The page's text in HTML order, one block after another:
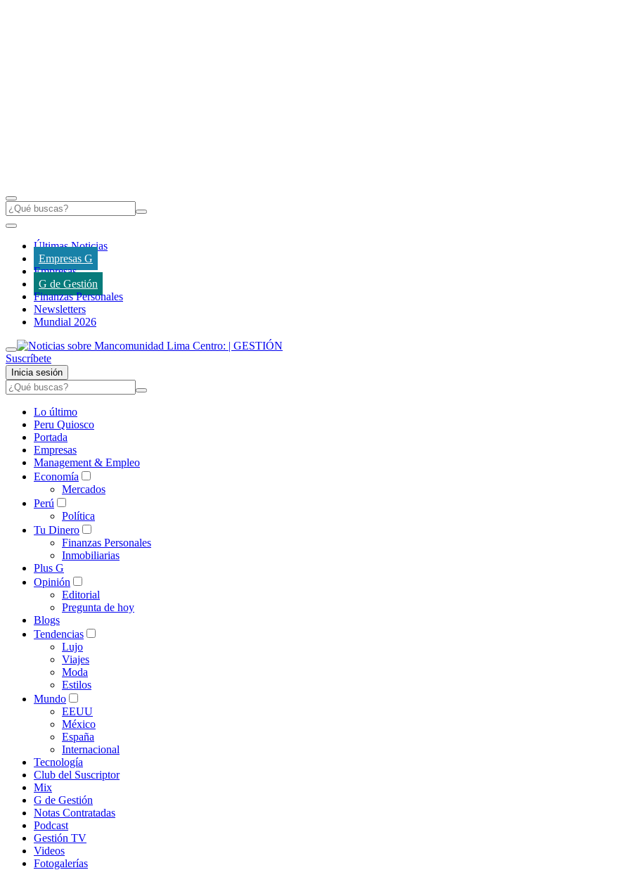
Últimas Noticias
Empresas G
Empresas
G de Gestión
Finanzas Personales
Newsletters
Mundial 2026
Suscríbete
Inicia sesión
Lo último
Peru Quiosco
Portada
Empresas
Management & Empleo
Economía
Mercados
Perú
Política
Tu Dinero
Finanzas Personales
Inmobiliarias
Plus G
Opinión
Editorial
Pregunta de hoy
Blogs
Tendencias
Lujo
Viajes
Moda
Estilos
Mundo
EEUU
México
España
Internacional
Tecnología
Club del Suscriptor
Mix
G de Gestión
Notas Contratadas
Podcast
Gestión TV
Videos
Fotogalerías